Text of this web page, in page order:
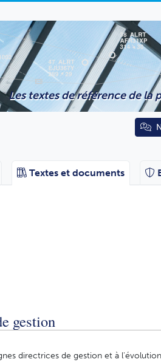
Les textes de référence de la
Textes et documents
gestion
directrices de gestion et à